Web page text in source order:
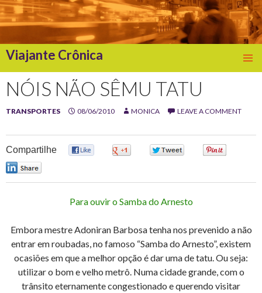
Viajante Crônica
TO
CONTENT
NÓIS NÃO SÊMU TATU
TRANSPORTES 08/06/2010 MONICA LEAVE A COMMENT
Compartilhe
Para ouvir o Samba do Arnesto
Embora mestre Adoniran Barbosa tenha nos prevenido a não
entrar em roubadas, no famoso “Samba do Arnesto”, existem
ocasiões em que a melhor opção é dar uma de tatu. Ou seja:
utilizar o bom e velho metrô. Numa cidade grande, com o
trânsito eternamente congestionado e querendo visitar